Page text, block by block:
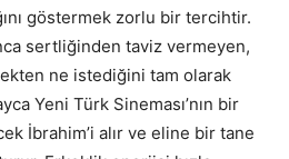
göstermek zorlu bir tercihtir.
sertliğinden taviz vermeyen,
ne istediğini tam olarak
Yeni Türk Sineması’nın bir
İbrahim’i alır ve eline bir tane